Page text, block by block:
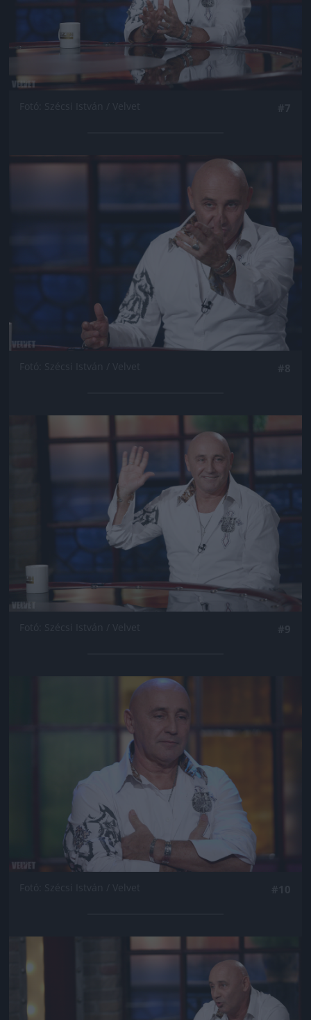
Jön még kép!
Jön még kép!
Jön még kép!